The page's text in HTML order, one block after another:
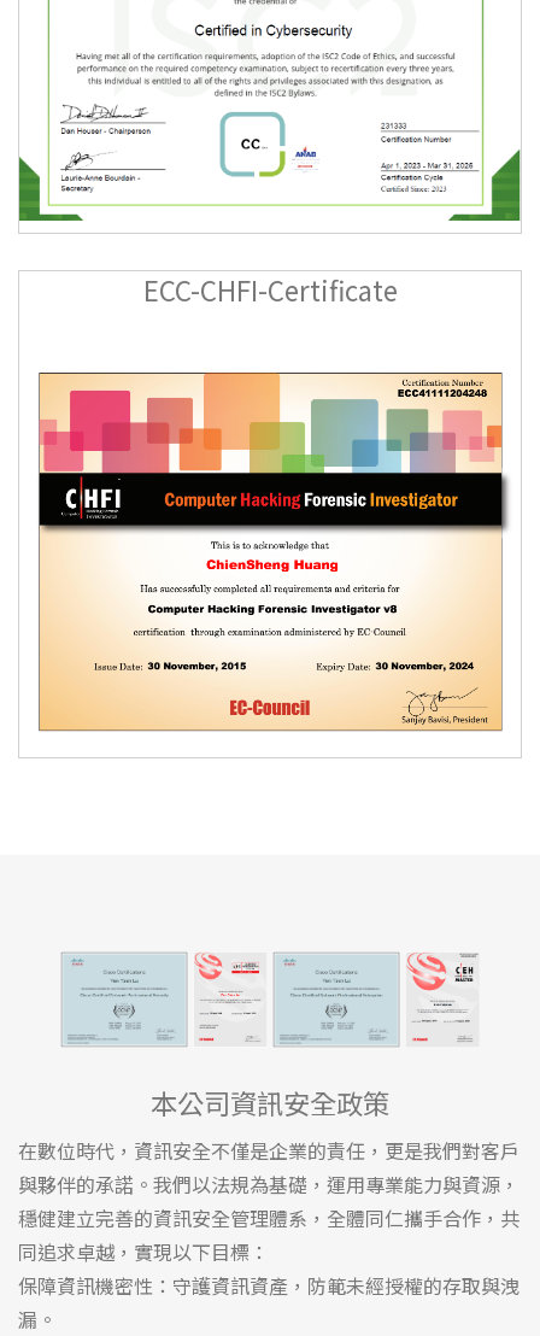
ECC-CHFI-Certificate
本公司資訊安全政策
在數位時代，資訊安全不僅是企業的責任，更是我們對客戶
與夥伴的承諾。我們以法規為基礎，運用專業能力與資源，
穩健建立完善的資訊安全管理體系，全體同仁攜手合作，共
同追求卓越，實現以下目標：
保障資訊機密性：守護資訊資產，防範未經授權的存取與洩
漏。